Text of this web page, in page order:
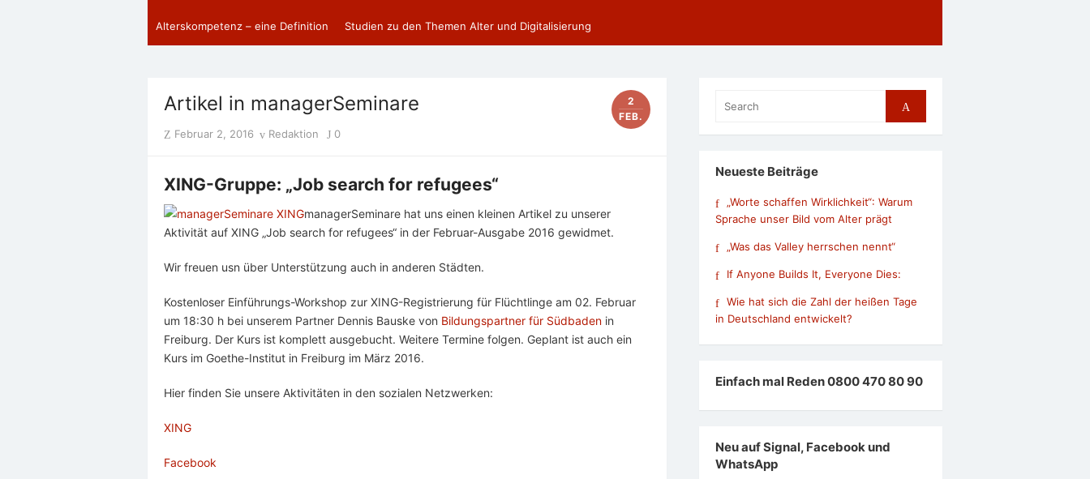
Alterskompetenz – eine Definition Studien zu den Themen Alter und Digitalisierung
Artikel in managerSeminare
2
FEB.
Posted
Februar 2, 2016 Author
Redaktion 0
XING-Gruppe: „Job search for refugees“
managerSeminare hat uns einen kleinen Artikel zu unserer
Aktivität auf XING „Job search for refugees“ in der Februar-Ausgabe 2016 gewidmet.
Wir freuen usn über Unterstützung auch in anderen Städten.
Kostenloser Einführungs-Workshop zur XING-Registrierung für Flüchtlinge am 02. Februar
um 18:30 h bei unserem Partner Dennis Bauske von Bildungspartner für Südbaden in
Freiburg. Der Kurs ist komplett ausgebucht. Weitere Termine folgen. Geplant ist auch ein
Kurs im Goethe-Institut in Freiburg im März 2016.
Hier finden Sie unsere Aktivitäten in den sozialen Netzwerken:
XING
Facebook
for:
Search
Neueste Beiträge
„Worte schaffen Wirklichkeit“: Warum
Sprache unser Bild vom Alter prägt
„Was das Valley herrschen nennt“
If Anyone Builds It, Everyone Dies:
Wie hat sich die Zahl der heißen Tage
in Deutschland entwickelt?
Einfach mal Reden 0800 470 80 90
Neu auf Signal, Facebook und
WhatsApp